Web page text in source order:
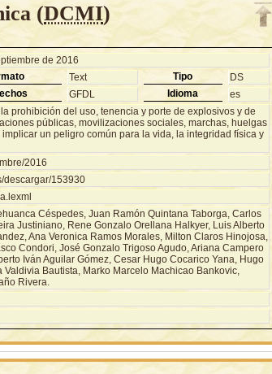
(DCMI)
de 2016
Text Tipo
DS
GFDL Idioma es
prohibición del uso, tenencia y porte de explosivos y de
públicas, movilizaciones sociales, marchas, huelgas
un peligro común para la vida, la integridad física y
2016
descargar/153930
Céspedes, Juan Ramón Quintana Taborga, Carlos
Justiniano, Rene Gonzalo Orellana Halkyer, Luis Alberto
Ana Veronica Ramos Morales, Milton Claros Hinojosa,
Condori, José Gonzalo Trigoso Agudo, Ariana Campero
Iván Aguilar Gómez, Cesar Hugo Cocarico Yana, Hugo
Bautista, Marko Marcelo Machicao Bankovic,
Rivera.